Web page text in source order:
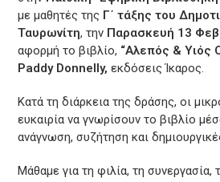
με μαθητές της Γ΄ τάξης του
Ταυρωνίτη, την Παρασκευή 13
αφορμή το βιβλίο, “Αλεπός & Yιός
Paddy Donnelly, εκδόσεις Ίκαρος.
Κατά τη διάρκεια της δράσης, οι
ευκαιρία να γνωρίσουν το βιβλίο
ανάγνωση, συζήτηση και
Μάθαμε για τη φιλία, τη συνεργασία,